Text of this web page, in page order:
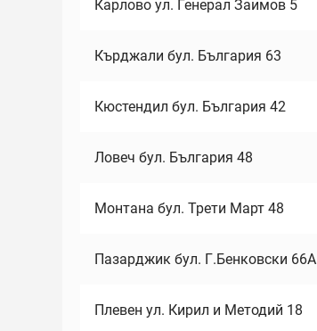
Карлово ул. Генерал Заимов 5
Кърджали бул. България 63
Кюстендил бул. България 42
Ловеч бул. България 48
Монтана бул. Трети Март 48
Пазарджик бул. Г.Бенковски 66А
Плевен ул. Кирил и Методий 18